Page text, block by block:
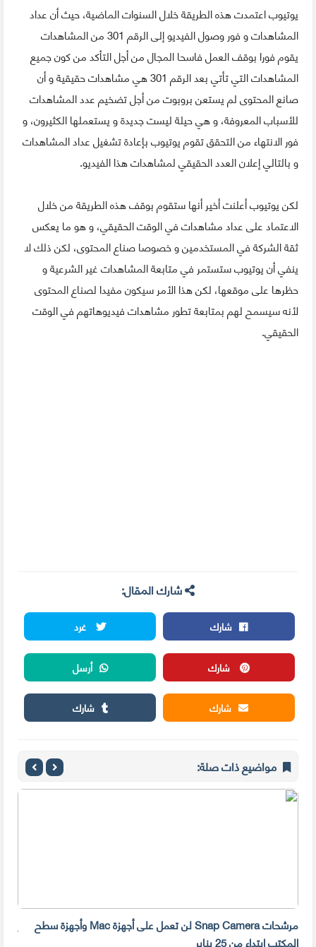
يوتيوب اعتمدت هذه الطريقة خلال السنوات الماضية، حيث أن عداد
المشاهدات و فور وصول الفيديو إلى الرقم 301 من المشاهدات
يقوم فورا بوقف العمل فاسحا المجال من أجل التأكد من كون جميع
المشاهدات التي تأتي بعد الرقم 301 هي مشاهدات حقيقية و أن
صانع المحتوى لم يستعن بروبوت من أجل تضخيم عدد المشاهدات
للأسباب المعروفة، و هي حيلة ليست جديدة و يستعملها الكثيرون، و
فور الانتهاء من التحقق تقوم يوتيوب بإعادة تشغيل عداد المشاهدات
و بالتالي إعلان العدد الحقيقي لمشاهدات هذا الفيديو.
لكن يوتيوب أعلنت أخير أنها ستقوم بوقف هذه الطريقة من خلال
الاعتماد على عداد مشاهدات في الوقت الحقيقي، و هو ما يعكس
ثقة الشركة في المستخدمين و خصوصا صناع المحتوى، لكن ذلك لا
ينفي أن يوتيوب ستستمر في متابعة المشاهدات غير الشرعية و
حظرها على موقعها، لكن هذا الأمر سيكون مفيدا لصناع المحتوى
لأنه سيسمح لهم بمتابعة تطور مشاهدات فيديوهاتهم في الوقت
الحقيقي.
شارك المقال:
شارك
غرد
شارك
أرسل
شارك
شارك
مواضيع ذات صلة:
مرشحات Snap Camera لن تعمل على أجهزة Mac وأجهزة سطح
المكتب ابتداء من 25 يناير